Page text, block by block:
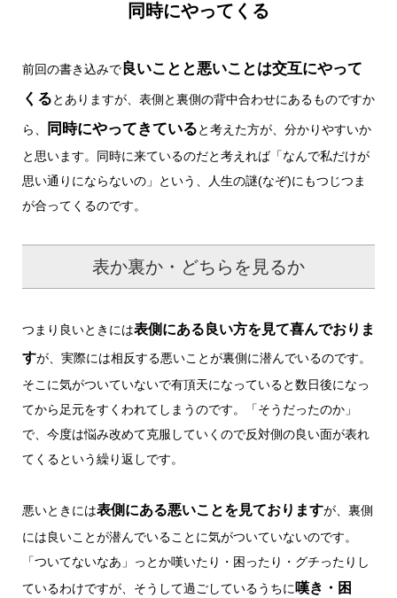
同時にやってくる
前回の書き込みで良いことと悪いことは交互にやって
くるとありますが、表側と裏側の背中合わせにあるものですか
ら、 同時にやってきていると考えた方が、分かりやすいか
と思います。同時に来ているのだと考えれば「なんで私だけが
思い通りにならないの」という、人生の謎(なぞ)にもつじつま
が合ってくるのです。
表か裏か・どちらを見るか
つまり良いときには表側にある良い方を見て喜んでおりま
すが、実際には相反する悪いことが裏側に潜んでいるのです。
そこに気がついていないで有頂天になっていると数日後になっ
てから足元をすくわれてしまうのです。「そうだったのか」
で、今度は悩み改めて克服していくので反対側の良い面が表れ
てくるという繰り返しです。
悪いときには表側にある悪いことを見ておりますが、裏側
には良いことが潜んでいることに気がついていないのです。
「ついてないなあ」っとか嘆いたり・困ったり・グチったりし
ているわけですが、そうして過ごしているうちに嘆き・困